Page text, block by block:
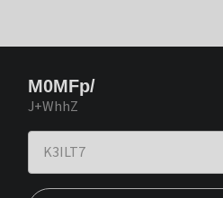
M0MFp/
J+WhhZ